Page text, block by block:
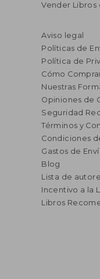
Vender Libros
Aviso legal
Políticas de
Política de
Cómo
Nuestras
Opiniones de
Seguridad
Términos y
Condiciones
Gastos de
Blog
Lista de
Incentivo a la
Libros